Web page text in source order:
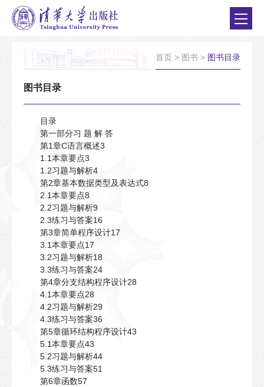
首页 > 图书 > 图书目录
图书目录
目录
第一部分习 题 解 答
第1章C语言概述3
1.1本章要点3
1.2习题与解析4
第2章基本数据类型及表达式8
2.1本章要点8
2.2习题与解析9
2.3练习与答案16
第3章简单程序设计17
3.1本章要点17
3.2习题与解析18
3.3练习与答案24
第4章分支结构程序设计28
4.1本章要点28
4.2习题与解析29
4.3练习与答案36
第5章循环结构程序设计43
5.1本章要点43
5.2习题与解析44
5.3练习与答案51
第6章函数57